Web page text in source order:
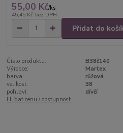
55,00 Kč/ks
45,45 Kč bez DPH
Přidat do
Číslo produktu:
B38č140
Výrobce:
Martex
barva:
růžová
velikost:
38
pohlaví:
dívčí
Hlídat cenu / dostupnost